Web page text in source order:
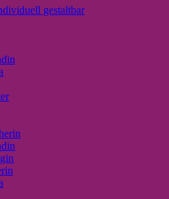
gestaltbar